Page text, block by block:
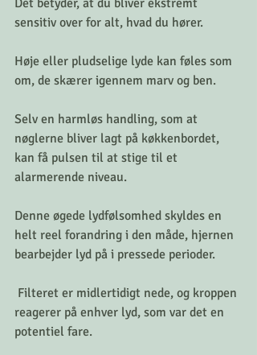
Det betyder, at du bliver ekstremt
sensitiv over for alt, hvad du hører.
Høje eller pludselige lyde kan føles som
om, de skærer igennem marv og ben.
Selv en harmløs handling, som at
nøglerne bliver lagt på køkkenbordet,
kan få pulsen til at stige til et
alarmerende niveau.
Denne øgede lydfølsomhed skyldes en
helt reel forandring i den måde, hjernen
bearbejder lyd på i pressede perioder.
reagerer på enhver lyd, som var det en
potentiel fare.